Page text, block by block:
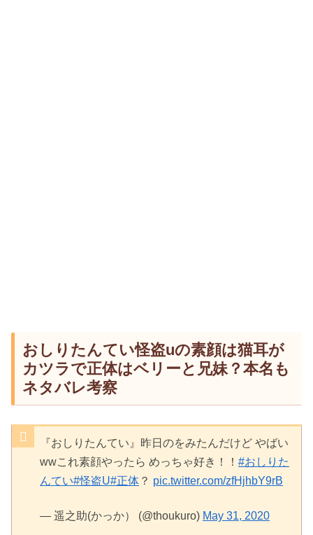
おしりたんてい怪盗uの素顔は猫耳が
カツラで正体はベリーと兄妹？本名も
ネタバレ考察
『おしりたんてい』昨日のをみたんだけど やばい
wwこれ素顔やったら めっちゃ好き！！ #おしりた
んてい#怪盗U#正体 ？ pic.twitter.com/zfHjhbY9rB
— 遥之助(かっか） (@thoukuro) May 31, 2020